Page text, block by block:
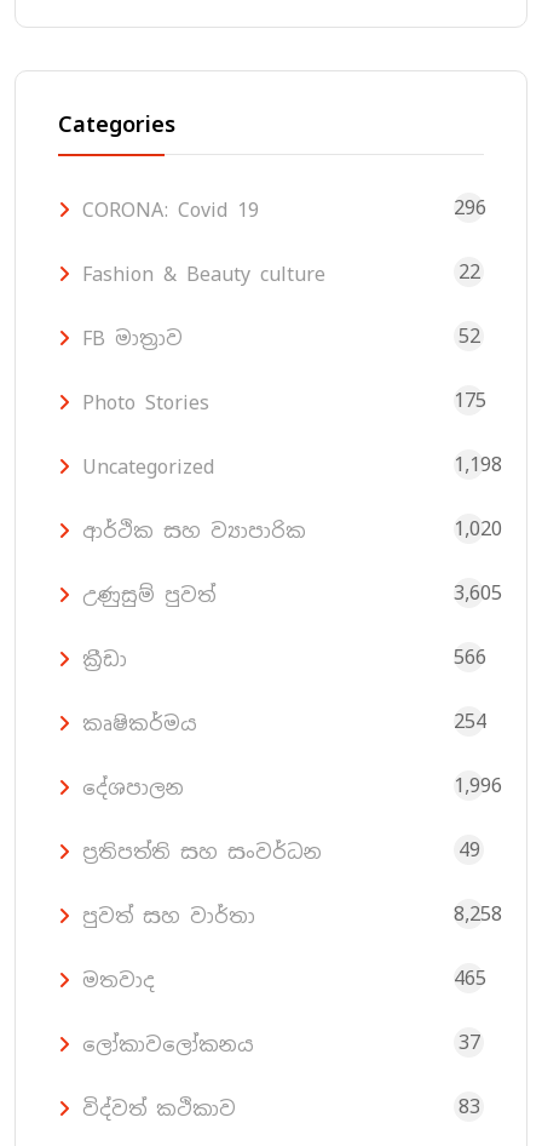
Categories
CORONA: Covid 19 296
Fashion & Beauty culture 22
FB මාත්‍රාව 52
Photo Stories 175
Uncategorized 1,198
ආර්ථික සහ ව්‍යාපාරික 1,020
උණුසුම් පුවත් 3,605
ක්‍රීඩා 566
කෘෂිකර්මය 254
දේශපාලන 1,996
ප්‍රතිපත්ති සහ සංවර්ධන 49
පුවත් සහ වාර්තා 8,258
මතවාද 465
ලෝකාවලෝකනය 37
විද්වත් කථිකාව 83